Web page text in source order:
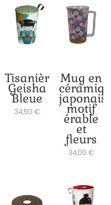
Tisanière
Geisha
Bleue
34,50 €
Mug en
céramique
japonaise
motif
érable
et
fleurs
34,00 €